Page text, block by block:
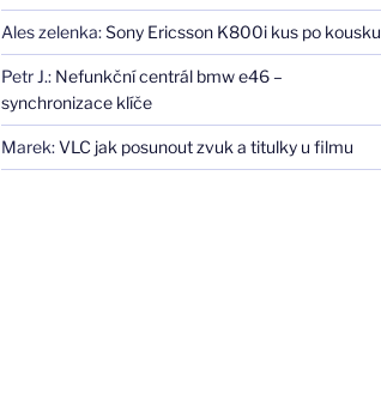
Ales zelenka:Sony Ericsson K800i kus po kousku
Petr J.: Nefunkční centrál bmw e46 –
synchronizace klíče
Marek:VLC jak posunout zvuk a titulky u filmu